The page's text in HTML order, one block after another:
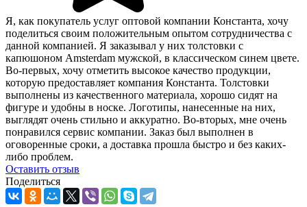
Я, как покупатель услуг оптовой компании Константа, хочу
поделиться своим положительным опытом сотрудничества с
данной компанией. Я заказывал у них толстовки с
капюшоном Amsterdam мужской, в классическом синем цвете.
Во-первых, хочу отметить высокое качество продукции,
которую предоставляет компания Константа. Толстовки
выполнены из качественного материала, хорошо сидят на
фигуре и удобны в носке. Логотипы, нанесенные на них,
выглядят очень стильно и аккуратно. Во-вторых, мне очень
понравился сервис компании. Заказ был выполнен в
оговоренные сроки, а доставка прошла быстро и без каких-
либо проблем.
Оcтавить отзыв
Поделиться